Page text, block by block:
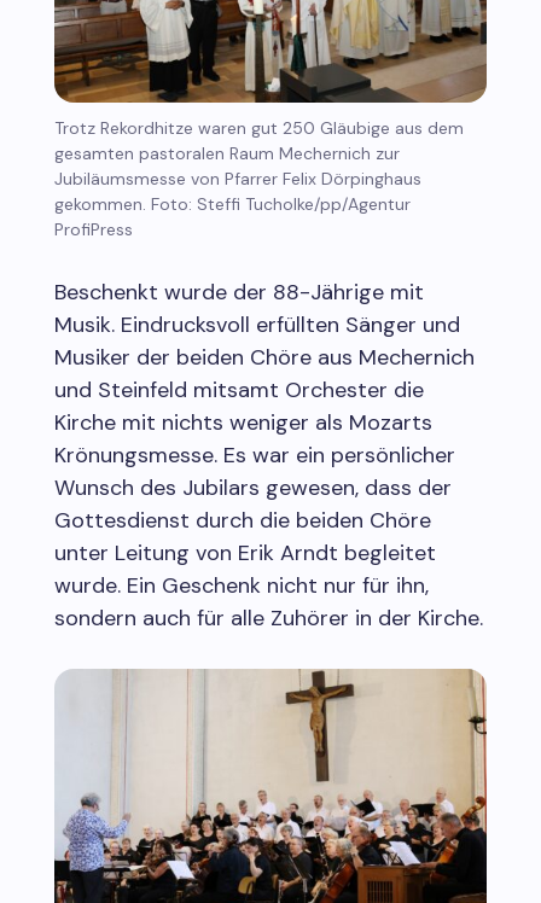
Trotz Rekordhitze waren gut 250 Gläubige aus dem
gesamten pastoralen Raum Mechernich zur
Jubiläumsmesse von Pfarrer Felix Dörpinghaus
gekommen. Foto: Steffi Tucholke/pp/Agentur
ProfiPress
Beschenkt wurde der 88-Jährige mit
Musik. Eindrucksvoll erfüllten Sänger und
Musiker der beiden Chöre aus Mechernich
und Steinfeld mitsamt Orchester die
Kirche mit nichts weniger als Mozarts
Krönungsmesse. Es war ein persönlicher
Wunsch des Jubilars gewesen, dass der
Gottesdienst durch die beiden Chöre
unter Leitung von Erik Arndt begleitet
wurde. Ein Geschenk nicht nur für ihn,
sondern auch für alle Zuhörer in der Kirche.